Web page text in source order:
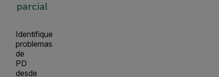
parcial
Identifique
problemas
de
PD
desde